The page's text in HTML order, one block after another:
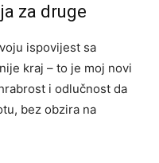
za druge
ispovijest sa
kraj – to je moj novi
i odlučnost da
bez obzira na